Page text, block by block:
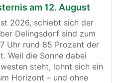
am 12. August
2026, schiebt sich der
Delingsdorf sind zum
Uhr rund 85 Prozent der
Weil die Sonne dabei
steht, lohnt sich ein
Horizont – und ohne